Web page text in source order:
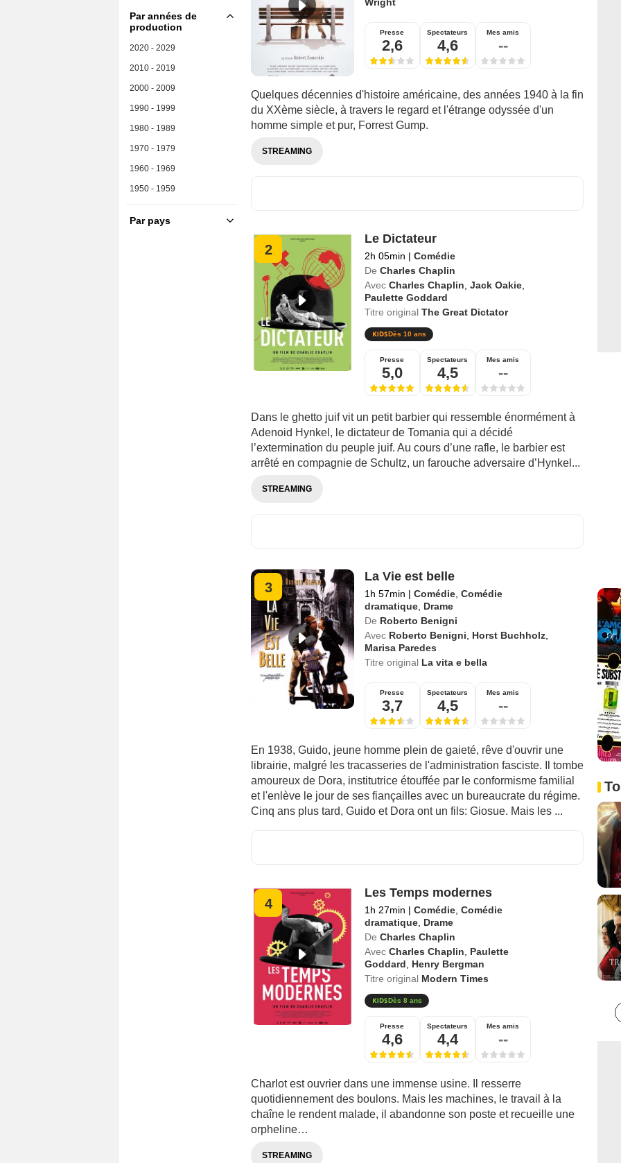
Par années de
production
2020 - 2029
2010 - 2019
2000 - 2009
1990 - 1999
1980 - 1989
1970 - 1979
1960 - 1969
1950 - 1959
Par pays
Presse
2,6
Spectateurs
4,6
Mes amis
--
Quelques décennies d'histoire américaine, des années 1940 à la fin
du XXème siècle, à travers le regard et l'étrange odyssée d'un
homme simple et pur, Forrest Gump.
STREAMING
2
Le Dictateur
2h 05min | Comédie
De Charles Chaplin
Avec Charles Chaplin Jack Oakie,
Paulette Goddard
Titre original The Great Dictator
Dès 10 ans
Presse
5,0
Spectateurs
4,5
Mes amis
--
Dans le ghetto juif vit un petit barbier qui ressemble énormément à
Adenoid Hynkel, le dictateur de Tomania qui a décidé
l’extermination du peuple juif. Au cours d’une rafle, le barbier est
arrêté en compagnie de Schultz, un farouche adversaire d’Hynkel...
STREAMING
3
La Vie est belle
1h 57min | Comédie, Comédie
dramatique, Drame
De Roberto Benigni
Avec Roberto Benigni Horst Buchholz,
Marisa Paredes
Titre original La vita e bella
Presse
3,7
Spectateurs
4,5
Mes amis
--
En 1938, Guido, jeune homme plein de gaieté, rêve d'ouvrir une
librairie, malgré les tracasseries de l'administration fasciste. Il tombe
amoureux de Dora, institutrice étouffée par le conformisme familial
et l'enlève le jour de ses fiançailles avec un bureaucrate du régime.
Cinq ans plus tard, Guido et Dora ont un fils: Giosue. Mais les ...
4
Les Temps modernes
1h 27min | Comédie, Comédie
dramatique, Drame
De Charles Chaplin
Avec Charles Chaplin
Paulette
Goddard
Henry Bergman
Titre original Modern Times
Dès 8 ans
Presse
4,6
Spectateurs
4,4
Mes amis
--
Charlot est ouvrier dans une immense usine. Il resserre
quotidiennement des boulons. Mais les machines, le travail à la
chaîne le rendent malade, il abandonne son poste et recueille une
orpheline…
STREAMING